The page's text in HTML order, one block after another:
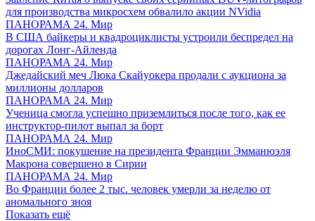
для производства микросхем обвалило акции NVidia
ПАНОРАМА 24. Мир
В США байкеры и квадроциклисты устроили беспредел на
дорогах Лонг-Айленда
ПАНОРАМА 24. Мир
Джедайский меч Люка Скайуокера продали с аукциона за
миллионы долларов
ПАНОРАМА 24. Мир
Ученица смогла успешно приземлиться после того, как ее
инструктор-пилот выпал за борт
ПАНОРАМА 24. Мир
ИноСМИ: покушение на президента Франции Эмманюэля
Макрона совершено в Сирии
ПАНОРАМА 24. Мир
Во Франции более 2 тыс. человек умерли за неделю от
аномального зноя
Показать ещё